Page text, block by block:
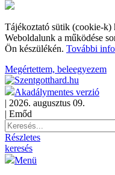
Tájékoztató sütik (cookie-k)
Weboldalunk a működése
Ön készülékén. További
Megértettem, beleegyezem
Akadálymentes verzió
| 2026. augusztus 09.
| Emőd
Részletes
keresés
Menü